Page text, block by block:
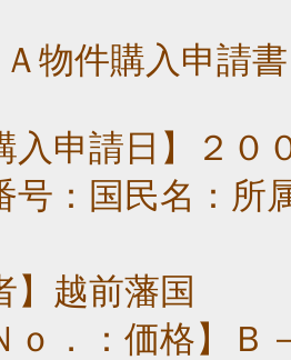
物件購入申請書
入申請日】２０
号：国民名：所
】越前藩国
ｏ．：価格】Ｂ